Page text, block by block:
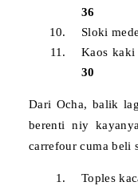
36
Sloki
Kaos
30
Dari Ocha, balik
berenti niy
carrefour cuma beli
Toples